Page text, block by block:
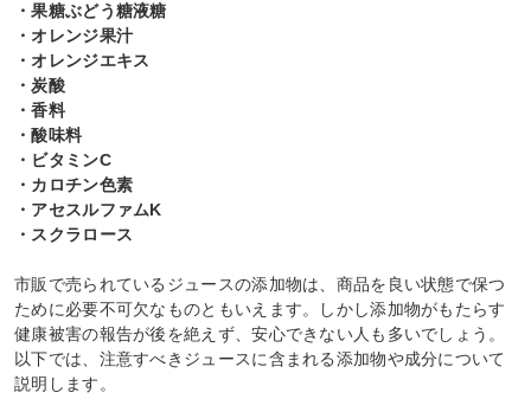
・果糖ぶどう糖液糖
・オレンジ果汁
・オレンジエキス
・炭酸
・香料
・酸味料
・ビタミンC
・カロチン色素
・アセスルファムK
・スクラロース
市販で売られているジュースの添加物は、商品を良い状態で保つ
ために必要不可欠なものともいえます。しかし添加物がもたらす
健康被害の報告が後を絶えず、安心できない人も多いでしょう。
以下では、注意すべきジュースに含まれる添加物や成分について
説明します。